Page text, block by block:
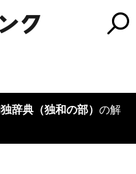
辞典（独和の部） の解